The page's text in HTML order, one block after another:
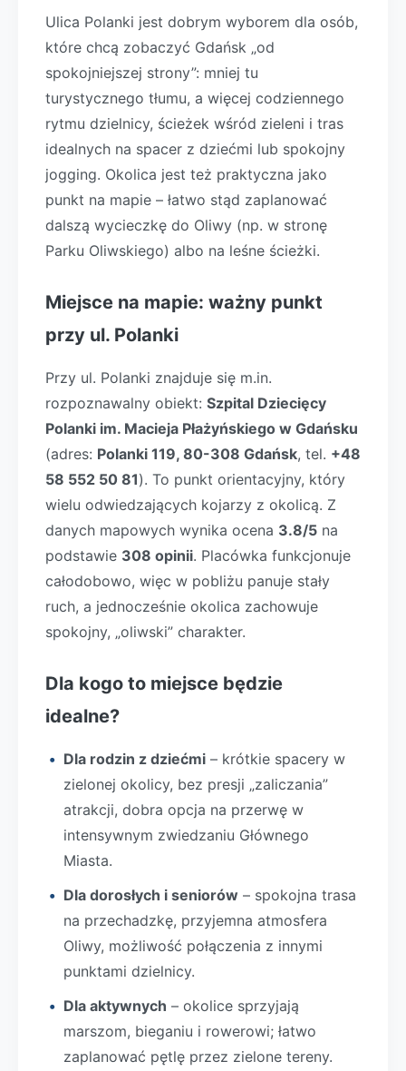
Ulica Polanki jest dobrym wyborem dla osób,
które chcą zobaczyć Gdańsk „od
spokojniejszej strony”: mniej tu
turystycznego tłumu, a więcej codziennego
rytmu dzielnicy, ścieżek wśród zieleni i tras
idealnych na spacer z dziećmi lub spokojny
jogging. Okolica jest też praktyczna jako
punkt na mapie – łatwo stąd zaplanować
dalszą wycieczkę do Oliwy (np. w stronę
Parku Oliwskiego) albo na leśne ścieżki.
Miejsce na mapie: ważny punkt
przy ul. Polanki
Przy ul. Polanki znajduje się m.in.
rozpoznawalny obiekt: Szpital Dziecięcy
Polanki im. Macieja Płażyńskiego w Gdańsku
(adres: Polanki 119, 80-308 Gdańsk, tel. +48
58 552 50 81). To punkt orientacyjny, który
wielu odwiedzających kojarzy z okolicą. Z
danych mapowych wynika ocena 3.8/5 na
podstawie 308 opinii. Placówka funkcjonuje
całodobowo, więc w pobliżu panuje stały
ruch, a jednocześnie okolica zachowuje
spokojny, „oliwski” charakter.
Dla kogo to miejsce będzie
idealne?
Dla rodzin z dziećmi – krótkie spacery w
zielonej okolicy, bez presji „zaliczania”
atrakcji, dobra opcja na przerwę w
intensywnym zwiedzaniu Głównego
Miasta.
Dla dorosłych i seniorów – spokojna trasa
na przechadzkę, przyjemna atmosfera
Oliwy, możliwość połączenia z innymi
punktami dzielnicy.
Dla aktywnych – okolice sprzyjają
marszom, bieganiu i rowerowi; łatwo
zaplanować pętlę przez zielone tereny.